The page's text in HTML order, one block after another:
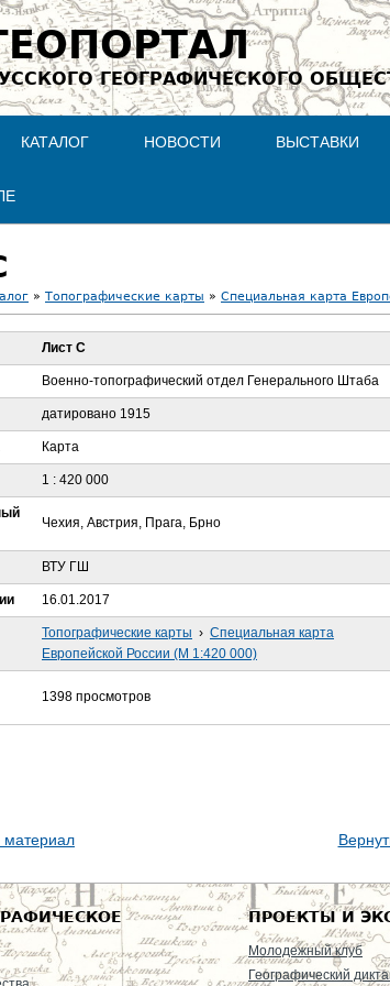
ГЕОГРАФИЧЕСКОГО
КАТАЛОГ НОВОСТИ ВЫСТАВКИ
» Топографические карты » Специальная карта
Лист С
Военно-топографический отдел Генерального Штаба
датировано 1915
Карта
1 : 420 000
Чехия, Австрия, Прага, Брно
ВТУ ГШ
16.01.2017
Топографические карты › Специальная карта
Европейской России (М 1:420 000)
1398 просмотров
ПРОЕКТЫ И
Молодежный клуб
Географический